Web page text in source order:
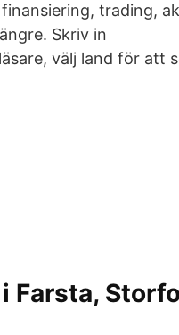
trading,
Skriv in
välj land för att
Farsta,